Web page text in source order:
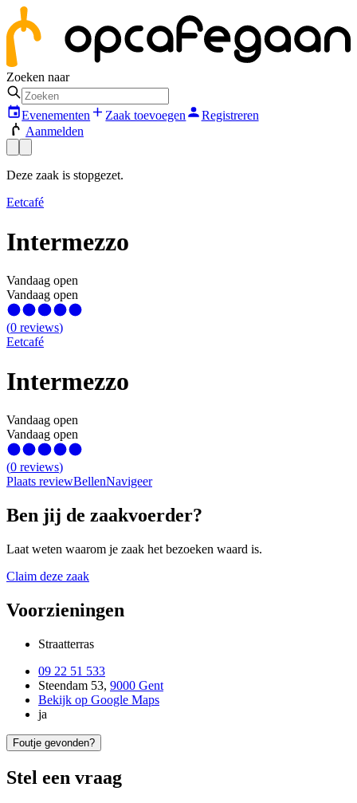
Zoeken naar
Evenementen Zaak toevoegen
Registreren
Aanmelden
Deze zaak is stopgezet.
Eetcafé
Intermezzo
Vandaag open
Vandaag open
(0 reviews)
Eetcafé
Intermezzo
Vandaag open
Vandaag open
(0 reviews)
Plaats reviewBellenNavigeer
Ben jij de zaakvoerder?
Laat weten waarom je zaak het bezoeken waard is.
Claim deze zaak
Voorzieningen
Straatterras
09 22 51 533
Steendam 53, 9000 Gent
Bekijk op Google Maps
ja
Foutje gevonden?
Stel een vraag